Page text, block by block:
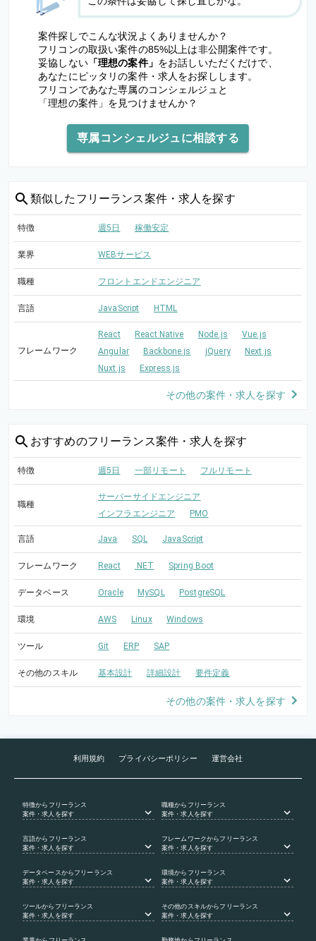
案件探しでこんな状況よくありませんか？
フリコンの取扱い案件の85%以上は非公開案件です。
妥協しない「理想の案件」 をお話しいただくだけで、
あなたにピッタリの案件・求人をお探しします。
フリコンであなた専属のコンシェルジュと
「理想の案件」を見つけませんか？
専属コンシェルジュに相談する
類似した フリーランス案件・求人を探す
特徴 週5日 稼働安定
業界 WEBサービス
職種 フロントエンドエンジニア
言語 JavaScript HTML
フレームワーク
React React Native Node.js
Vue.js
Angular
Backbone.js jQuery
Next.js
Nuxt.js
Express.js
その他の案件・求人を探す
おすすめのフリーランス案件・求人を探す
特徴 週5日 一部リモート フルリモート
職種
サーバーサイドエンジニア
インフラエンジニア
PMO
言語 Java SQL JavaScript
フレームワーク React .NET Spring Boot
データベース Oracle MySQL PostgreSQL
環境 AWS Linux Windows
ツール Git ERP SAP
その他のスキル 基本設計 詳細設計 要件定義
その他の案件・求人を探す
利用規約 プライバシーポリシー 運営会社
特徴からフリーランス
案件・求人を探す
職種からフリーランス
案件・求人を探す
言語からフリーランス
案件・求人を探す
フレームワークからフリーランス
案件・求人を探す
データベース からフリーランス
案件・求人を探す
環境からフリーランス
案件・求人を探す
ツールからフリーランス
案件・求人を探す
その他のスキルからフリーランス
案件・求人を探す